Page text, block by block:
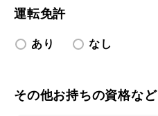
運転免許
あり なし
その他お持ちの資格など